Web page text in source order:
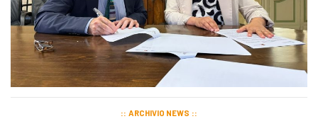
ARCHIVIO NEWS